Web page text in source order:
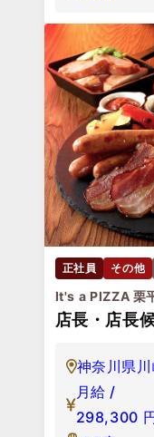
正社員 その他
It's a PIZZA 栗
店長・店長
神奈川県
月給 /
298,300